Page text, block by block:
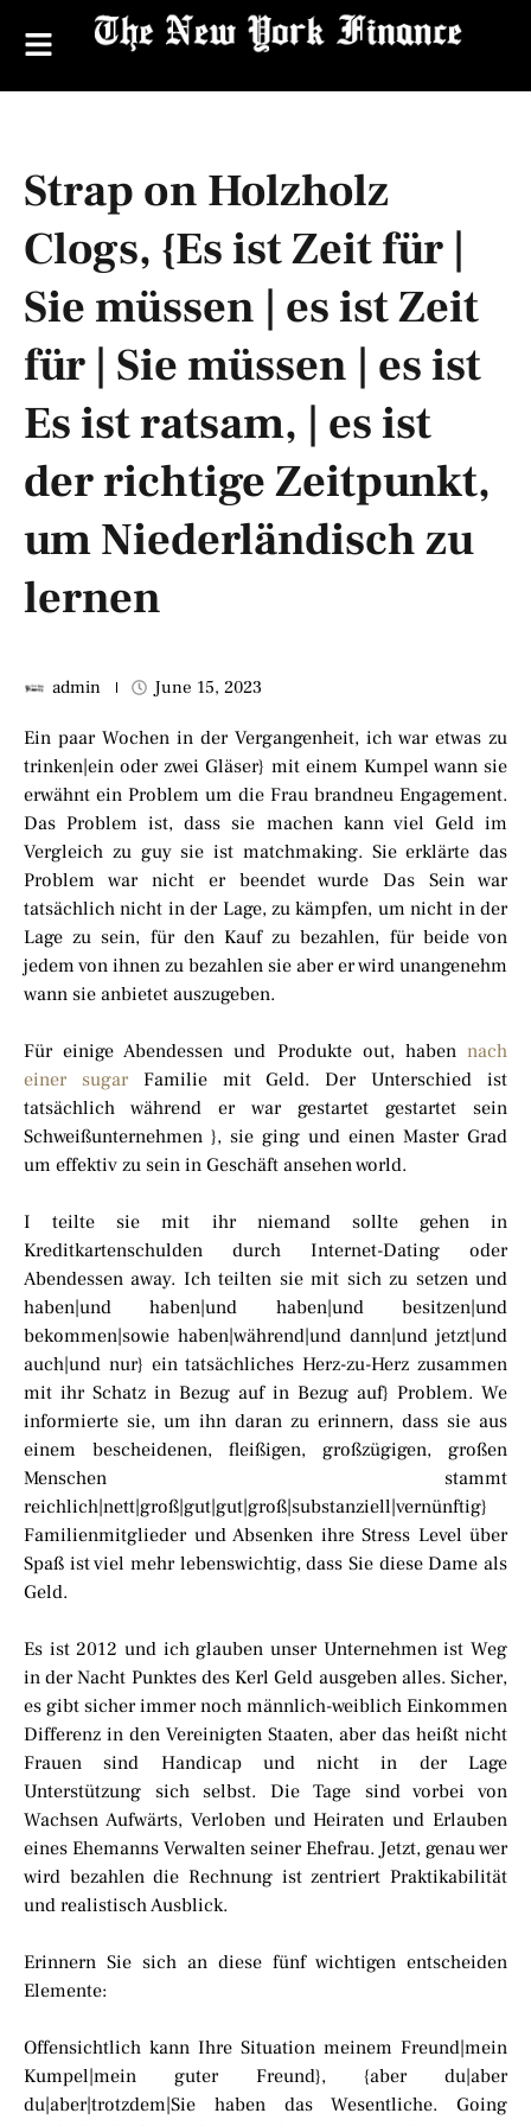
Strap on Holzholz
Clogs, {Es ist Zeit für |
Sie müssen | es ist Zeit
für | Sie müssen | es ist
Es ist ratsam, | es ist
der richtige Zeitpunkt,
um Niederländisch zu
lernen
admin June 15, 2023
Ein paar Wochen in der Vergangenheit, ich war etwas zu
trinken|ein oder zwei Gläser} mit einem Kumpel wann sie
erwähnt ein Problem um die Frau brandneu Engagement.
Das Problem ist, dass sie machen kann viel Geld im
Vergleich zu guy sie ist matchmaking. Sie erklärte das
Problem war nicht er beendet wurde Das Sein war
tatsächlich nicht in der Lage, zu kämpfen, um nicht in der
Lage zu sein, für den Kauf zu bezahlen, für beide von
jedem von ihnen zu bezahlen sie aber er wird unangenehm
wann sie anbietet auszugeben.
Für einige Abendessen und Produkte out, haben nach
einer sugarFamilie mit Geld. Der Unterschied ist
tatsächlich während er war gestartet gestartet sein
Schweißunternehmen }, sie ging und einen Master Grad
um effektiv zu sein in Geschäft ansehen world.
I teilte sie mit ihr niemand sollte gehen in
Kreditkartenschulden durch Internet-Dating oder
Abendessen away. Ich teilten sie mit sich zu setzen und
haben|und haben|und haben|und besitzen|und
bekommen|sowie haben|während|und dann|und jetzt|und
auch|und nur} ein tatsächliches Herz-zu-Herz zusammen
mit ihr Schatz in Bezug auf in Bezug auf} Problem. We
informierte sie, um ihn daran zu erinnern, dass sie aus
einem bescheidenen, fleißigen, großzügigen, großen
Menschen stammt
reichlich|nett|groß|gut|gut|groß|substanziell|vernünftig}
Familienmitglieder und Absenken ihre Stress Level über
Spaß ist viel mehr lebenswichtig, dass Sie diese Dame als
Geld.
Es ist 2012 und ich glauben unser Unternehmen ist Weg
in der Nacht Punktes des Kerl Geld ausgeben alles. Sicher,
es gibt sicher immer noch männlich-weiblich Einkommen
Differenz in den Vereinigten Staaten, aber das heißt nicht
Frauen sind Handicap und nicht in der Lage
Unterstützung sich selbst. Die Tage sind vorbei von
Wachsen Aufwärts, Verloben und Heiraten und Erlauben
eines Ehemanns Verwalten seiner Ehefrau. Jetzt, genau wer
wird bezahlen die Rechnung ist zentriert Praktikabilität
und realistisch Ausblick.
Erinnern Sie sich an diese fünf wichtigen entscheiden
Elemente:
Offensichtlich kann Ihre Situation meinem Freund|mein
Kumpel|mein guter Freund}, {aber du|aber
du|aber|trotzdem|Sie haben das Wesentliche. Going